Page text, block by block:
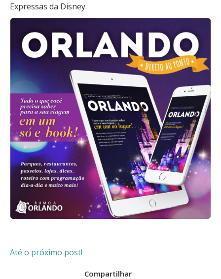
Expressas da Disney.
Até o próximo post!
Compartilhar